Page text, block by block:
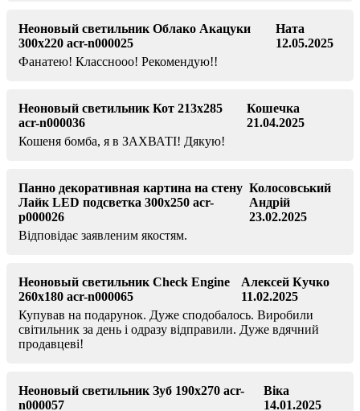
Неоновый светильник Облако Акацуки
300х220 acr-n000025
Ната
12.05.2025
Фанатею! Класснооо! Рекомендую!!
Неоновый светильник Кот 213х285
acr-n000036
Кошечка
21.04.2025
Кошеня бомба, я в ЗАХВАТІ! Дякую!
Панно декоративная картина на стену
Лайк LED подсветка 300х250 acr-
p000026
Колосовський
Андрій
23.02.2025
Відповідає заявленим якостям.
Неоновый светильник Check Engine
260х180 acr-n000065
Алексей Кучко
11.02.2025
Купував на подарунок. Дуже сподобалось. Виробили
світильник за день і одразу відправили. Дуже вдячний
продавцеві!
Неоновый светильник Зуб 190х270 acr-
n000057
Віка
14.01.2025